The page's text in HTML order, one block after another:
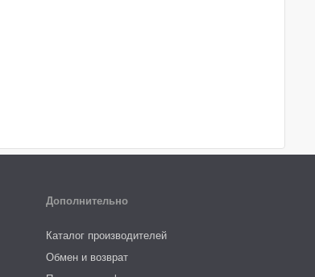
Дополнительно
Каталог производителей
Обмен и возврат